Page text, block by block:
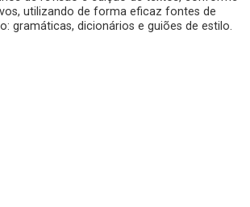
utilizando de forma eficaz fontes de
gramáticas, dicionários e guiões de estilo.